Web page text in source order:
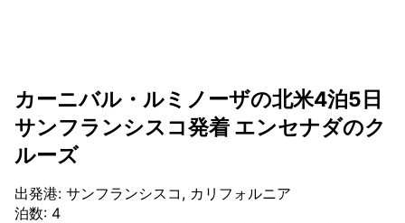
カーニバル・ルミノーザの北米4泊5日
サンフランシスコ発着 エンセナダのク
ルーズ
出発港: サンフランシスコ, カリフォルニア
泊数: 4